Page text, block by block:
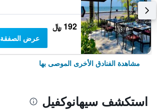
192 ﷼
عرض الصفقة
مشاهدة الفنادق الأخرى الموصى بها
استكشف سيهانوكفيل